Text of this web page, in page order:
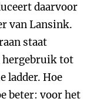
daarvoor
van Lansink.
staat
hergebruik tot
ladder. Hoe
beter: voor het